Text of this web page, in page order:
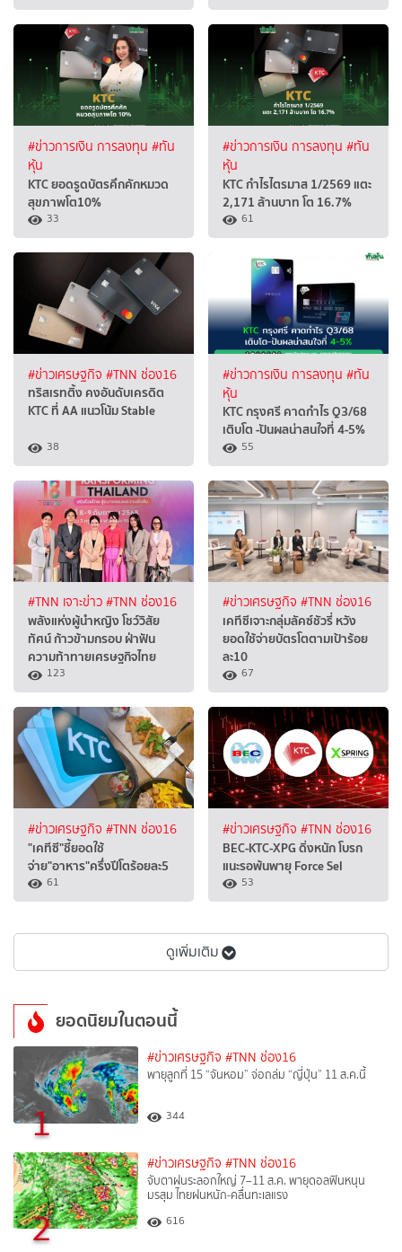
#ข่าวการเงิน การลงทุน #ทัน
หุ้น
KTC ยอดรูดบัตรคึกคักหมวด
สุขภาพโต10%
33
#ข่าวการเงิน การลงทุน #ทัน
หุ้น
KTC กำไรไตรมาส 1/2569 แตะ
2,171 ล้านบาท โต 16.7%
61
#ข่าวเศรษฐกิจ #TNN ช่อง16
ทริสเรทติ้ง คงอันดับเครดิต
KTC ที่ AA แนวโน้ม Stable
38
#ข่าวการเงิน การลงทุน #ทัน
หุ้น
KTC กรุงศรี คาดกำไร Q3/68
เติบโต -ปันผลน่าสนใจที่ 4-5%
55
#TNN เจาะข่าว#TNN ช่อง16
พลังแห่งผู้นำหญิง โชว์วิสัย
ทัศน์ ก้าวข้ามกรอบ ฝ่าฟัน
ความท้าทายเศรษฐกิจไทย
123
#ข่าวเศรษฐกิจ #TNN ช่อง16
เคทีซีเจาะกลุ่มลัคซ์ชัวรี่ หวัง
ยอดใช้จ่ายบัตรโตตามเป้าร้อย
ละ10
67
#ข่าวเศรษฐกิจ #TNN ช่อง16
"เคทีซี"ชี้ยอดใช้
จ่าย"อาหาร"ครึ่งปีโตร้อยละ5
61
#ข่าวเศรษฐกิจ #TNN ช่อง16
BEC-KTC-XPG ดิ่งหนัก โบรก
แนะรอพ้นพายุ Force Sel
53
ดูเพิ่มเติม
ยอดนิยมในตอนนี้
1
#ข่าวเศรษฐกิจ #TNN ช่อง16
พายุลูกที่ 15 “จันหอม” จ่อถล่ม “ญี่ปุ่น” 11 ส.ค.นี้
344
2
#ข่าวเศรษฐกิจ #TNN ช่อง16
จับตาฝนระลอกใหญ่ 7–11 ส.ค. พายุดอลฟินหนุน
มรสุม ไทยฝนหนัก-คลื่นทะเลแรง
616